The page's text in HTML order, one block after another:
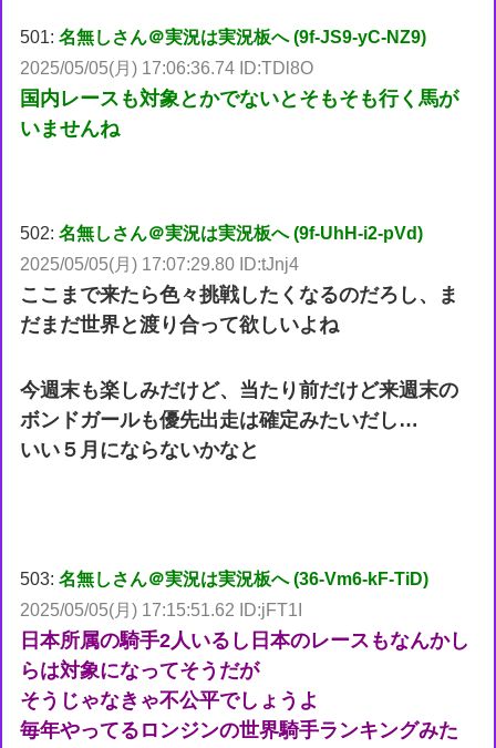
501:名無しさん＠実況は実況板へ (9f-JS9-yC-NZ9)
2025/05/05(月) 17:06:36.74 ID:TDl8O
国内レースも対象とかでないとそもそも行く馬が
いませんね
502:名無しさん＠実況は実況板へ (9f-UhH-i2-pVd)
2025/05/05(月) 17:07:29.80 ID:tJnj4
ここまで来たら色々挑戦したくなるのだろし、ま
だまだ世界と渡り合って欲しいよね
今週末も楽しみだけど、当たり前だけど来週末の
ボンドガールも優先出走は確定みたいだし…
いい５月にならないかなと
503:名無しさん＠実況は実況板へ (36-Vm6-kF-TiD)
2025/05/05(月) 17:15:51.62 ID:jFT1I
日本所属の騎手2人いるし日本のレースもなんかし
らは対象になってそうだが
そうじゃなきゃ不公平でしょうよ
毎年やってるロンジンの世界騎手ランキングみた